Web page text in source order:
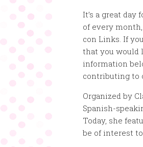
It’s a great
of every
con Links. If
that you would
information
contributing to
Organized by
Spanish-
Today, she
be of interest